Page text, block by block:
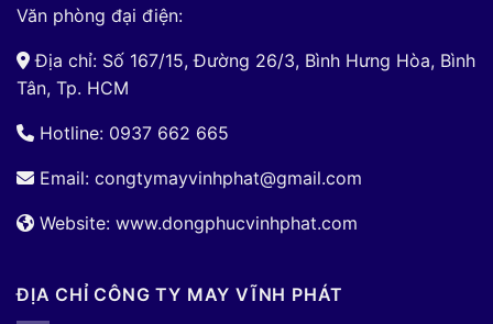
Văn phòng đại điện:
Địa chỉ: Số 167/15, Đường 26/3, Bình Hưng Hòa, Bình
Tân, Tp. HCM
Hotline: 0937 662 665
Email: congtymayvinhphat@gmail.com
Website: www.dongphucvinhphat.com
ĐỊA CHỈ CÔNG TY MAY VĨNH PHÁT